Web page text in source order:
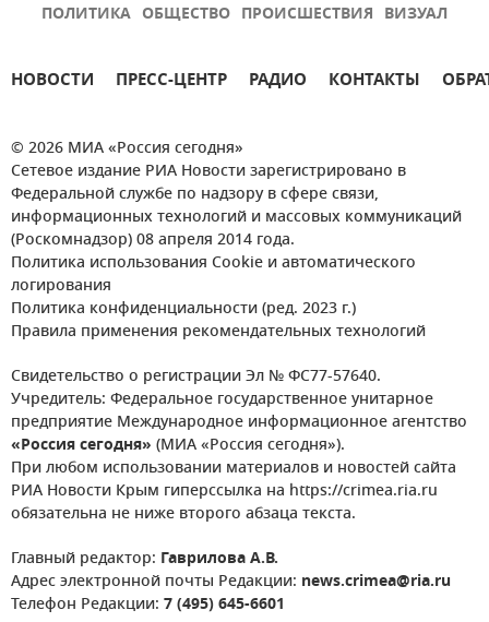
ПОЛИТИКА ОБЩЕСТВО ПРОИСШЕСТВИЯ ВИЗУАЛ
НОВОСТИ ПРЕСС-ЦЕНТР РАДИО КОНТАКТЫ
© 2026 МИА «Россия сегодня»
Сетевое издание РИА Новости зарегистрировано в
Федеральной службе по надзору в сфере связи,
информационных технологий и массовых коммуникаций
(Роскомнадзор) 08 апреля 2014 года.
Политика использования Cookie и автоматического
логирования
Политика конфиденциальности (ред. 2023 г.)
Правила применения рекомендательных технологий
Свидетельство о регистрации Эл № ФС77-57640.
Учредитель: Федеральное государственное унитарное
предприятие Международное информационное агентство
«Россия сегодня» (МИА «Россия сегодня»).
При любом использовании материалов и новостей сайта
РИА Новости Крым гиперссылка на https://crimea.ria.ru
обязательна не ниже второго абзаца текста.
Главный редактор: Гаврилова А.В.
Адрес электронной почты Редакции: news.crimea@ria.ru
Телефон Редакции: 7 (495) 645-6601